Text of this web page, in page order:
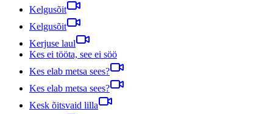
Kelgusõit
Kelgusõit
Kerjuse laul
Kes ei tööta, see ei söö
Kes elab metsa sees?
Kes elab metsa sees?
Kesk õitsvaid lilla